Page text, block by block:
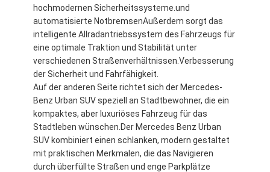
Zu Hause
Produkte
hochmodernen Sicherheitssysteme.und
automatisierte NotbremsenAußerdem sorgt das
intelligente Allradantriebssystem des Fahrzeugs für
eine optimale Traktion und Stabilität unter
verschiedenen Straßenverhältnissen.Verbesserung
der Sicherheit und Fahrfähigkeit.
Auf der anderen Seite richtet sich der Mercedes-
Benz Urban SUV speziell an Stadtbewohner, die ein
kompaktes, aber luxuriöses Fahrzeug für das
Stadtleben wünschen.Der Mercedes Benz Urban
SUV kombiniert einen schlanken, modern gestaltet
mit praktischen Merkmalen, die das Navigieren
durch überfüllte Straßen und enge Parkplätze